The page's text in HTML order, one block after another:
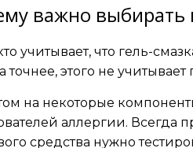
важно выбирать
учитывает, что гель-
точнее, этого не
на некоторые
аллергии. Всегда
средства нужно